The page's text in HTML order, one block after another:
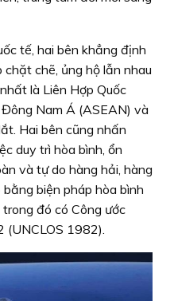
tế, hai bên khẳng định
chẽ, ủng hộ lẫn nhau
là Liên Hợp Quốc
Đông Nam Á (ASEAN) và
Hai bên cũng nhấn
duy trì hòa bình, ổn
và tự do hàng hải, hàng
biện pháp hòa bình
đó có Công ước
1982).